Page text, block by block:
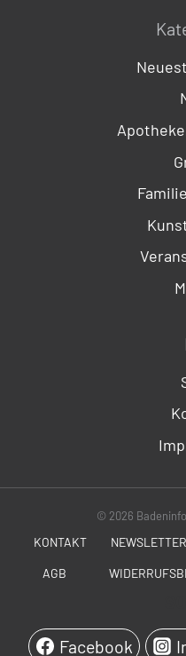
© 2026
KONTAKT NEWSLETTER
AGB
Facebook